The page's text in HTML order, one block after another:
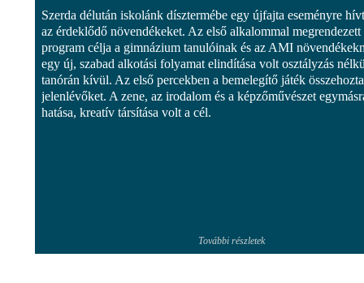
Szerda délután iskolánk dísztermébe egy újfajta eseményre
az érdeklődő növendékeket. Az első alkalommal megrendezett
program célja a gimnázium tanulóinak és az AMI
egy új, szabad alkotási folyamat elindítása volt osztályzás
tanórán kívül. Az első percekben a bemelegítő játék
jelenlévőket. A zene, az irodalom és a képzőművészet
hatása, kreatív társítása volt a cél.
További részletek